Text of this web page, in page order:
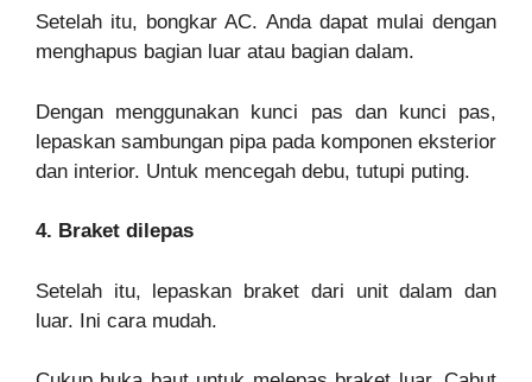
Setelah itu, bongkar AC. Anda dapat mulai dengan
menghapus bagian luar atau bagian dalam.
Dengan menggunakan kunci pas dan kunci pas,
lepaskan sambungan pipa pada komponen eksterior
dan interior. Untuk mencegah debu, tutupi puting.
4. Braket dilepas
Setelah itu, lepaskan braket dari unit dalam dan
luar. Ini cara mudah.